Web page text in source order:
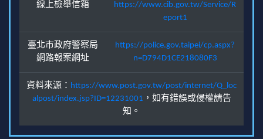
線上檢舉信箱
https://www.cib.gov.tw/Service/R
eport1
臺北市政府警察局
網路報案網址
https://police.gov.taipei/cp.aspx?
n=D794D1CE218080F3
資料來源： https://www.post.gov.tw/post/internet/Q_loc
alpost/index.jsp?ID=12231001 ，如有錯誤或侵權請告
知。